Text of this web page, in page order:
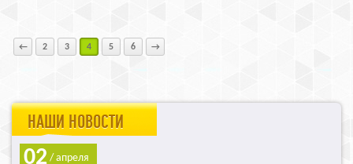
установлен на предприятии и в
базовую комплектацию не входит.
Компрессор подбирается
← 2 3 4 5 6 →
НАШИ НОВОСТИ
02 / апреля